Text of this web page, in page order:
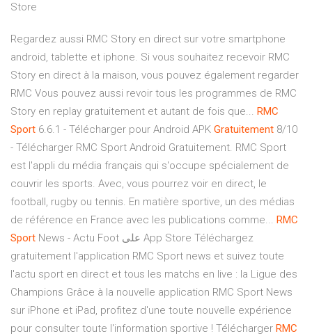
Store
Regardez aussi RMC Story en direct sur votre smartphone
android, tablette et iphone. Si vous souhaitez recevoir RMC
Story en direct à la maison, vous pouvez également regarder
RMC Vous pouvez aussi revoir tous les programmes de RMC
Story en replay gratuitement et autant de fois que... RMC
Sport 6.6.1 - Télécharger pour Android APK Gratuitement 8/10
- Télécharger RMC Sport Android Gratuitement. RMC Sport
est l'appli du média français qui s'occupe spécialement de
couvrir les sports. Avec, vous pourrez voir en direct, le
football, rugby ou tennis. En matière sportive, un des médias
de référence en France avec les publications comme... RMC
Sport News - Actu Foot على App Store Téléchargez
gratuitement l'application RMC Sport news et suivez toute
l'actu sport en direct et tous les matchs en live : la Ligue des
Champions Grâce à la nouvelle application RMC Sport News
sur iPhone et iPad, profitez d'une toute nouvelle expérience
pour consulter toute l'information sportive ! Télécharger RMC